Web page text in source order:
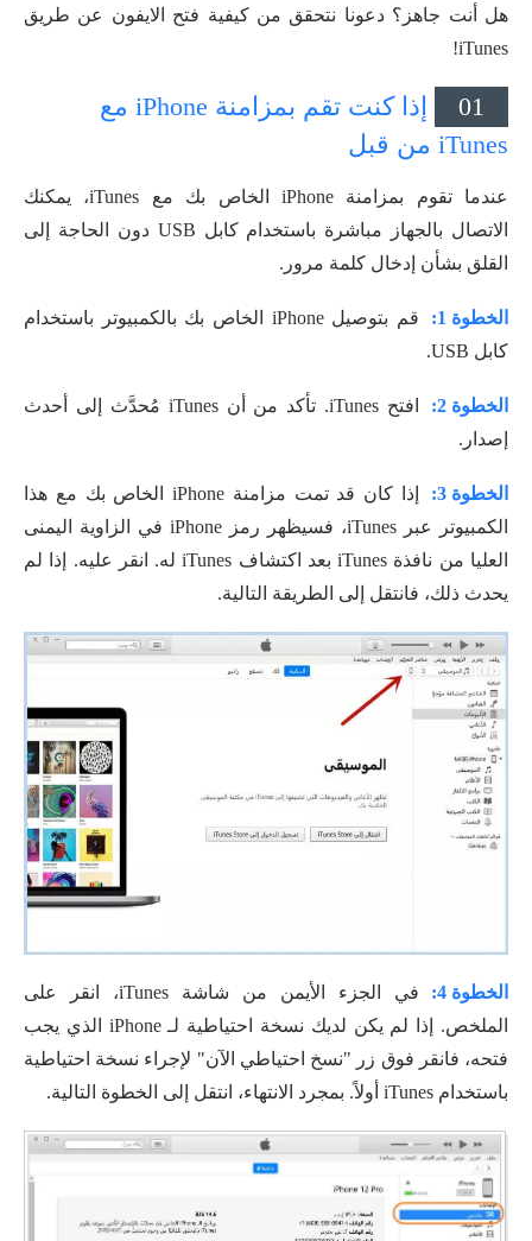
هل أنت جاهز؟ دعونا نتحقق من كيفية فتح الايفون عن طريق
iTunes!
01
إذا كنت تقم بمزامنة iPhone مع
iTunes من قبل
عندما تقوم بمزامنة iPhone الخاص بك مع iTunes، يمكنك
الاتصال بالجهاز مباشرة باستخدام كابل USB دون الحاجة إلى
القلق بشأن إدخال كلمة مرور.
الخطوة 1:
قم بتوصيل iPhone الخاص بك بالكمبيوتر باستخدام
كابل USB.
الخطوة 2:
افتح iTunes. تأكد من أن iTunes مُحدَّث إلى أحدث
إصدار.
الخطوة 3:
إذا كان قد تمت مزامنة iPhone الخاص بك مع هذا
الكمبيوتر عبر iTunes، فسيظهر رمز iPhone في الزاوية اليمنى
العليا من نافذة iTunes بعد اكتشاف iTunes له. انقر عليه. إذا لم
يحدث ذلك، فانتقل إلى الطريقة التالية.
الخطوة 4:
في الجزء الأيمن من شاشة iTunes، انقر على
الملخص. إذا لم يكن لديك نسخة احتياطية لـ iPhone الذي يجب
فتحه، فانقر فوق زر "نسخ احتياطي الآن" لإجراء نسخة احتياطية
باستخدام iTunes أولاً. بمجرد الانتهاء، انتقل إلى الخطوة التالية.